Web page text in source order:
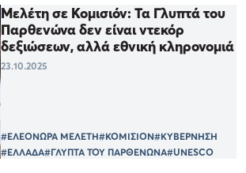
Μελέτη σε Κομισιόν: Τα Γλυπτά του
Παρθενώνα δεν είναι ντεκόρ
δεξιώσεων, αλλά εθνική κληρονομιά
23.10.2025
#ΕΛΕΟΝΩΡΑ ΜΕΛΕΤΗ#ΚΟΜΙΣΙΟΝ#ΚΥΒΕΡΝΗΣΗ
#ΕΛΛΑΔΑ#ΓΛΥΠΤΑ ΤΟΥ ΠΑΡΘΕΝΩΝΑ#UNESCO